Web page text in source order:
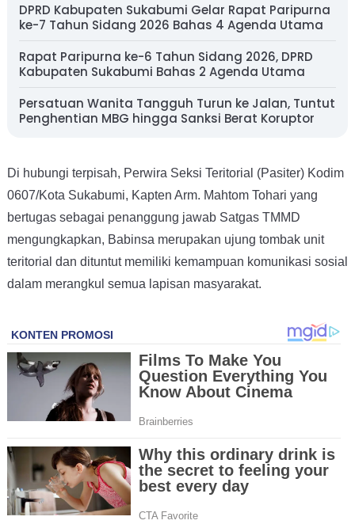
DPRD Kabupaten Sukabumi Gelar Rapat Paripurna
ke-7 Tahun Sidang 2026 Bahas 4 Agenda Utama
Rapat Paripurna ke-6 Tahun Sidang 2026, DPRD
Kabupaten Sukabumi Bahas 2 Agenda Utama
Persatuan Wanita Tangguh Turun ke Jalan, Tuntut
Penghentian MBG hingga Sanksi Berat Koruptor
Di hubungi terpisah, Perwira Seksi Teritorial (Pasiter) Kodim
0607/Kota Sukabumi, Kapten Arm. Mahtom Tohari yang
bertugas sebagai penanggung jawab Satgas TMMD
mengungkapkan, Babinsa merupakan ujung tombak unit
teritorial dan dituntut memiliki kemampuan komunikasi sosial
dalam merangkul semua lapisan masyarakat.